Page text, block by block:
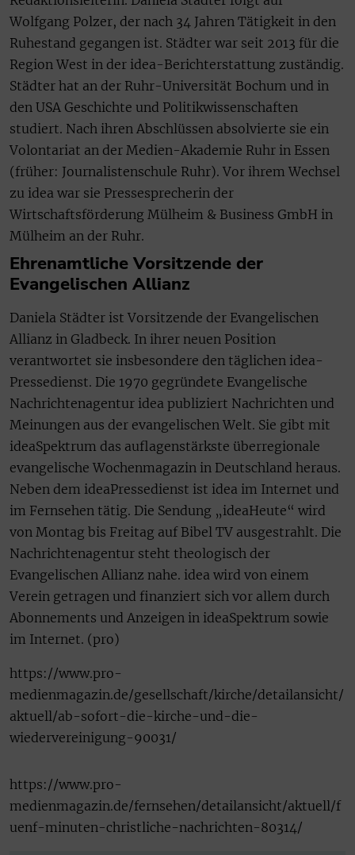
Wolfgang Polzer, der nach 34 Jahren Tätigkeit in den
Ruhestand gegangen ist. Städter war seit 2013 für die
Region West in der idea-Berichterstattung zuständig.
Städter hat an der Ruhr-Universität Bochum und in
den USA Geschichte und Politikwissenschaften
studiert. Nach ihren Abschlüssen absolvierte sie ein
Volontariat an der Medien-Akademie Ruhr in Essen
(früher: Journalistenschule Ruhr). Vor ihrem Wechsel
zu idea war sie Pressesprecherin der
Wirtschaftsförderung Mülheim & Business GmbH in
Mülheim an der Ruhr.
Ehrenamtliche Vorsitzende der
Evangelischen Allianz
Daniela Städter ist Vorsitzende der Evangelischen
Allianz in Gladbeck. In ihrer neuen Position
verantwortet sie insbesondere den täglichen idea-
Pressedienst. Die 1970 gegründete Evangelische
Nachrichtenagentur idea publiziert Nachrichten und
Meinungen aus der evangelischen Welt. Sie gibt mit
ideaSpektrum das auflagenstärkste überregionale
evangelische Wochenmagazin in Deutschland heraus.
Neben dem ideaPressedienst ist idea im Internet und
im Fernsehen tätig. Die Sendung „ideaHeute“ wird
von Montag bis Freitag auf Bibel TV ausgestrahlt. Die
Nachrichtenagentur steht theologisch der
Evangelischen Allianz nahe. idea wird von einem
Verein getragen und finanziert sich vor allem durch
Abonnements und Anzeigen in ideaSpektrum sowie
im Internet. (pro)
https://www.pro-
medienmagazin.de/gesellschaft/kirche/detailansicht/
aktuell/ab-sofort-die-kirche-und-die-
wiedervereinigung-90031/
https://www.pro-
medienmagazin.de/fernsehen/detailansicht/aktuell/f
uenf-minuten-christliche-nachrichten-80314/